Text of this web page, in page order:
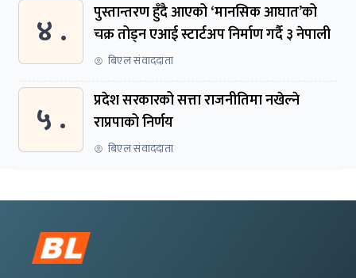
४ .
पुस्तान्तरण हुँदै आएको ‘मानसिक आघात’को
चक्र तोड्न एआई स्टार्टअप निर्माण गर्दै ३ नेपाली
बिएल संवाददाता
५ .
प्रदेश सरकारको सत्ता राजनीतिमा नखेल्ने
राप्रपाको निर्णय
बिएल संवाददाता